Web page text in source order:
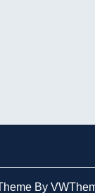
By